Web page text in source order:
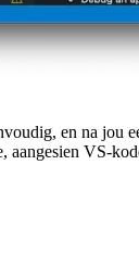
en na jou
aangesien VS-